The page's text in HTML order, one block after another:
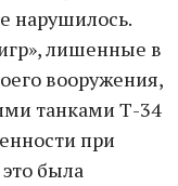
нарушилось.
лишенные в
вооружения,
танками Т-34
при
была